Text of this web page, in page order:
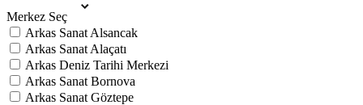
Merkez Seç
Arkas Sanat Alsancak
Arkas Sanat Alaçatı
Arkas Deniz Tarihi Merkezi
Arkas Sanat Bornova
Arkas Sanat Göztepe